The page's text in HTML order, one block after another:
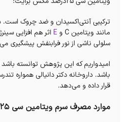
ترکیبی آنتی‌اکسیدان و ضد چروک است.
مانند ویتامین C و
E اثر هم افزایی
سلولی ناشی از نور فرابنفش پیشگیری
امیدواریم که این پژوهش توانسته باشد
باشد. داروخانه دکتر دانیالی همواره
قرار داده و می‌دهد.
موارد مصرف سرم ویتامین سی 25درصد مکس برایت: